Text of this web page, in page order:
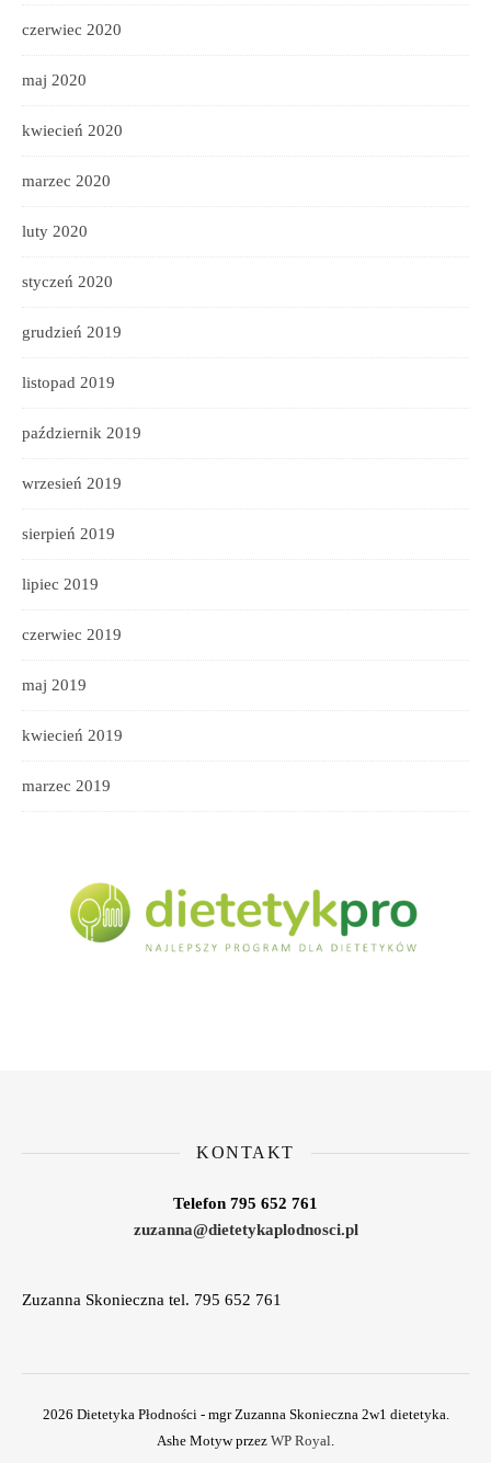
czerwiec 2020
maj 2020
kwiecień 2020
marzec 2020
luty 2020
styczeń 2020
grudzień 2019
listopad 2019
październik 2019
wrzesień 2019
sierpień 2019
lipiec 2019
czerwiec 2019
maj 2019
kwiecień 2019
marzec 2019
KONTAKT
Telefon 795 652 761
zuzanna@dietetykaplodnosci.pl
Zuzanna Skonieczna tel. 795 652 761
2026 Dietetyka Płodności - mgr Zuzanna Skonieczna 2w1 dietetyka.
Ashe Motyw przez WP Royal.